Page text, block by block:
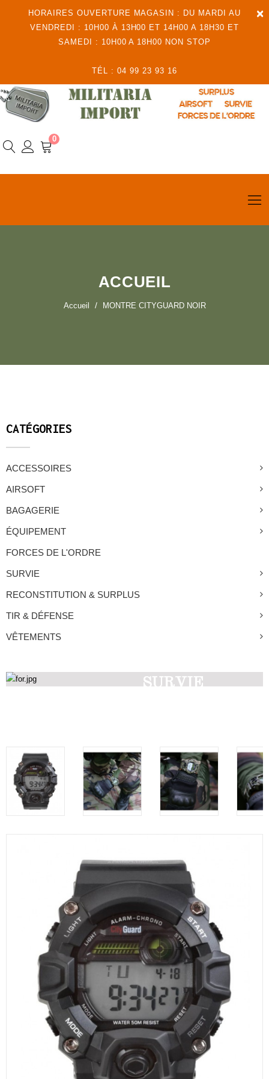
×
HORAIRES OUVERTURE MAGASIN : DU MARDI AU
VENDREDI : 10H00 À 13H00 ET 14H00 A 18H30 ET
SAMEDI : 10H00 A 18H00 NON STOP
TÉL : 04 99 23 93 16
0
ACCUEIL
Accueil MONTRE CITYGUARD NOIR
CATÉGORIES
ACCESSOIRES
AIRSOFT
BAGAGERIE
ÉQUIPEMENT
FORCES DE L'ORDRE
SURVIE
RECONSTITUTION & SURPLUS
TIR & DÉFENSE
VÊTEMENTS
SURVIE